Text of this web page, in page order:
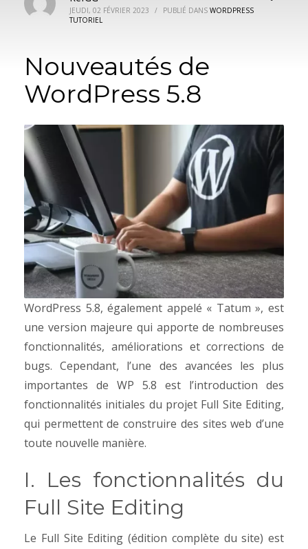
JEUDI, 02 FÉVRIER 2023 / PUBLIÉ DANS WORDPRESS
TUTORIEL
Nouveautés de
WordPress 5.8
WordPress 5.8, également appelé « Tatum », est
une version majeure qui apporte de nombreuses
fonctionnalités, améliorations et corrections de
bugs. Cependant, l’une des avancées les plus
importantes de WP 5.8 est l’introduction des
fonctionnalités initiales du projet Full Site Editing,
qui permettent de construire des sites web d’une
toute nouvelle manière.
I. Les fonctionnalités du
Full Site Editing
Le Full Site Editing (édition complète du site) est